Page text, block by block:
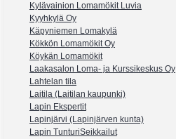
Kylävainion Lomamökit Luvia
Kyyhkylä Oy
Käpyniemen Lomakylä
Kökkön Lomamökit Oy
Köykän Lomamökit
Laakasalon Loma- ja Kurssikeskus Oy
Lahtelan tila
Laitila (Laitilan kaupunki)
Lapin Ekspertit
Lapinjärvi (Lapinjärven kunta)
Lapin TunturiSeikkailut